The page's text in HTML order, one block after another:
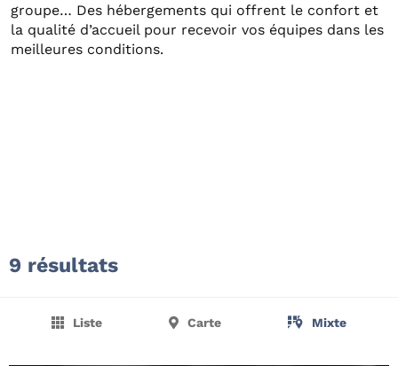
groupe… Des hébergements qui offrent le confort et
la qualité d’accueil pour recevoir vos équipes dans les
meilleures conditions.
9 résultats
Liste Carte Mixte